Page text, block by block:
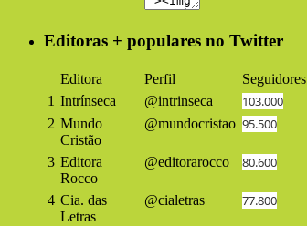
Editoras + populares no Twitter
Editora Perfil
Seguidores
1 Intrínseca @intrinseca 103.000
2 Mundo
Cristão
@mundocristao 95.500
3 Editora
Rocco
@editorarocco 80.600
4 Cia. das
Letras
@cialetras 77.800